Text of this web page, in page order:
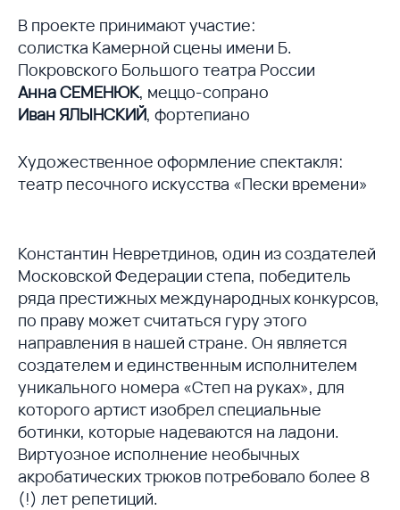
В проекте принимают участие:
солистка Камерной сцены имени Б.
Покровского Большого театра России
Анна СЕМЕНЮК, меццо-сопрано
Иван ЯЛЫНСКИЙ, фортепиано
Художественное оформление спектакля:
театр песочного искусства «Пески времени»
Константин Невретдинов, один из создателей
Московской Федерации степа, победитель
ряда престижных международных конкурсов,
по праву может считаться гуру этого
направления в нашей стране. Он является
создателем и единственным исполнителем
уникального номера «Степ на руках», для
которого артист изобрел специальные
ботинки, которые надеваются на ладони.
Виртуозное исполнение необычных
акробатических трюков потребовало более 8
(!) лет репетиций.